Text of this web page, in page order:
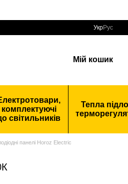
УкрРус
Мій кошик
комплектуючі
світильників
Тепла
панелі Horoz Electric